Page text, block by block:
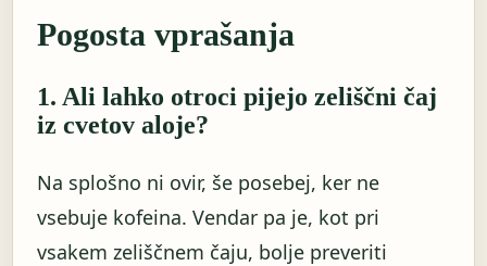
Pogosta vprašanja
1. Ali lahko otroci pijejo zeliščni čaj
iz cvetov aloje?
Na splošno ni ovir, še posebej, ker ne
vsebuje kofeina. Vendar pa je, kot pri
vsakem zeliščnem čaju, bolje preveriti